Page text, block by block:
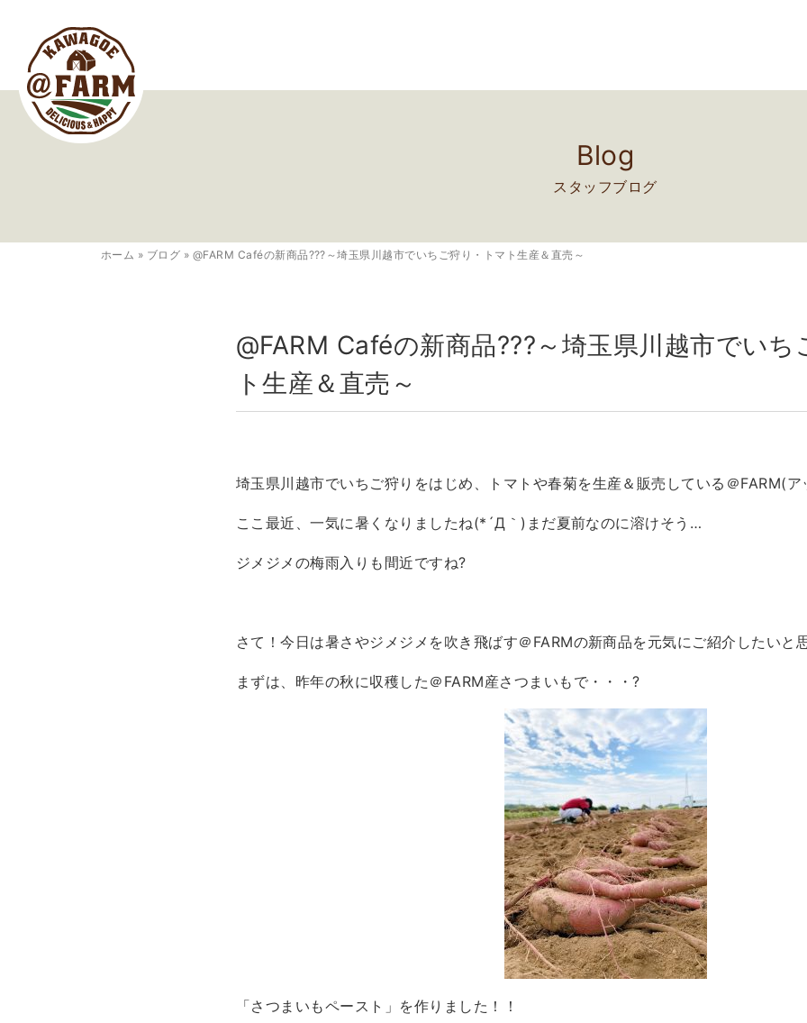
Blog
スタッフブログ
ホーム » ブログ » @FARM Caféの新商品???～埼玉県川越市でいちご狩り・トマト生産＆直売～
@FARM Caféの新商品???～埼玉県川越市でいち
ト生産＆直売～
埼玉県川越市でいちご狩りをはじめ、トマトや春菊を生産＆販売している＠FARM(ア
ここ最近、一気に暑くなりましたね(*´Д｀)まだ夏前なのに溶けそう…
ジメジメの梅雨入りも間近ですね?
さて！今日は暑さやジメジメを吹き飛ばす＠FARMの新商品を元気にご紹介したいと
まずは、昨年の秋に収穫した＠FARM産さつまいもで・・・?
「さつまいもペースト」を作りました！！